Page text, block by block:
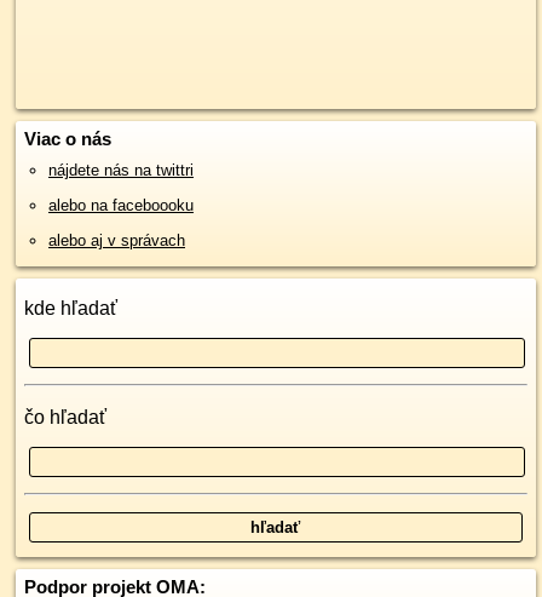
Viac o nás
nájdete nás na twittri
alebo na faceboooku
alebo aj v správach
kde hľadať
čo hľadať
Podpor projekt OMA: